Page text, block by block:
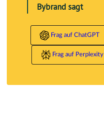
Bybrand sagt
Frag auf ChatGPT
Frag auf Perplexity